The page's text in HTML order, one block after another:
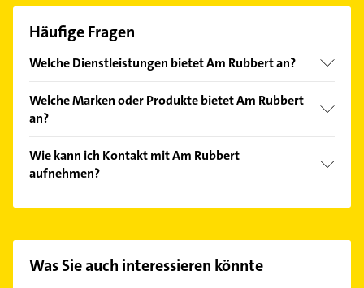
Häufige Fragen
Welche Dienstleistungen bietet Am Rubbert an?
Catering, Deutsche Küche, Familienfeierlichkeiten
und Festsaal.
Welche Marken oder Produkte bietet Am Rubbert
an?
und Wildspezialitäten.
Wie kann ich Kontakt mit Am Rubbert
aufnehmen?
Kontaktmöglichkeiten wie Adresse oder Mail in
finden Sie alleKontaktdaten.
Was Sie auch interessieren könnte